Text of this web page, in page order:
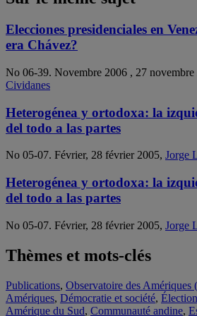
Elecciones presidenciales en
era Chávez?
No 06-39. Novembre 2006 , 27 novembre
Cividanes
Heterogénea y ortodoxa: la
del todo a las partes
No 05-07. Février, 28 février 2005, Jorge
Heterogénea y ortodoxa: la
del todo a las partes
No 05-07. Février, 28 février 2005, Jorge
Thèmes et mots-clés
Publications, Observatoire des
Amériques, Démocratie et société,
Amérique du Sud, Communauté andine,